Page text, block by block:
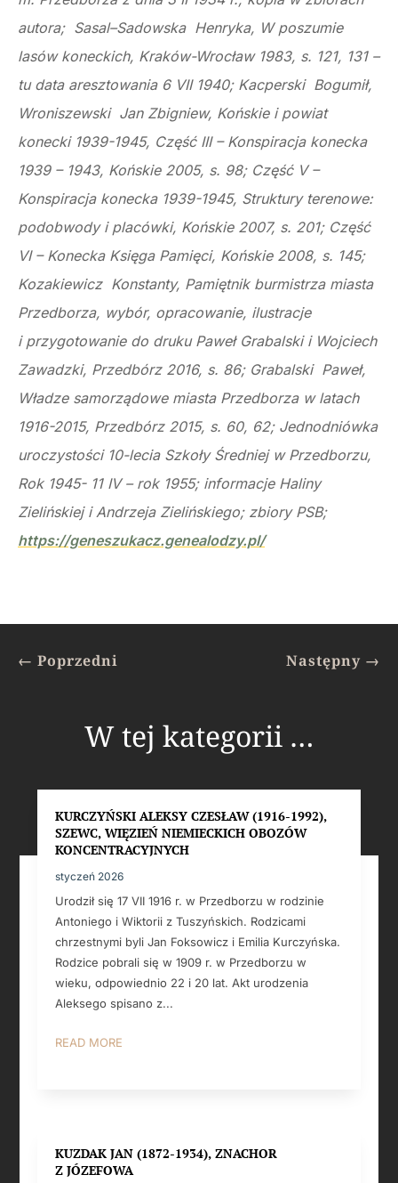
autora; Sasal–Sadowska Henryka, W poszumie
lasów koneckich, Kraków-Wrocław 1983, s. 121, 131 –
tu data aresztowania 6 VII 1940; Kacperski Bogumił,
Wroniszewski Jan Zbigniew, Końskie i powiat
konecki 1939-1945, Część III – Konspiracja konecka
1939 – 1943, Końskie 2005, s. 98; Część V –
Konspiracja konecka 1939-1945, Struktury terenowe:
podobwody i placówki, Końskie 2007, s. 201; Część
VI – Konecka Księga Pamięci, Końskie 2008, s. 145;
Kozakiewicz Konstanty, Pamiętnik burmistrza miasta
Przedborza, wybór, opracowanie, ilustracje
i przygotowanie do druku Paweł Grabalski i Wojciech
Zawadzki, Przedbórz 2016, s. 86; Grabalski Paweł,
Władze samorządowe miasta Przedborza w latach
1916-2015, Przedbórz 2015, s. 60, 62; Jednodniówka
uroczystości 10-lecia Szkoły Średniej w Przedborzu,
Rok 1945- 11 IV – rok 1955; informacje Haliny
Zielińskiej i Andrzeja Zielińskiego; zbiory PSB;
https://geneszukacz.genealodzy.pl/
← Poprzedni Następny →
W tej kategorii …
KURCZYŃSKI ALEKSY CZESŁAW (1916-1992),
SZEWC, WIĘZIEŃ NIEMIECKICH OBOZÓW
KONCENTRACYJNYCH
styczeń 2026
Urodził się 17 VII 1916 r. w Przedborzu w rodzinie
Antoniego i Wiktorii z Tuszyńskich. Rodzicami
chrzestnymi byli Jan Foksowicz i Emilia Kurczyńska.
Rodzice pobrali się w 1909 r. w Przedborzu w
wieku, odpowiednio 22 i 20 lat. Akt urodzenia
Aleksego spisano z...
READ MORE
KUZDAK JAN (1872-1934), ZNACHOR
Z JÓZEFOWA